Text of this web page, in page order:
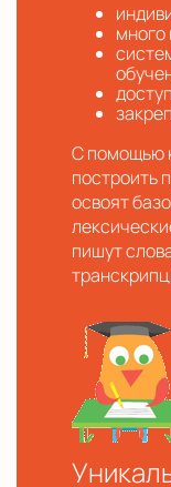
много
С помощью
построить
освоят
пишут